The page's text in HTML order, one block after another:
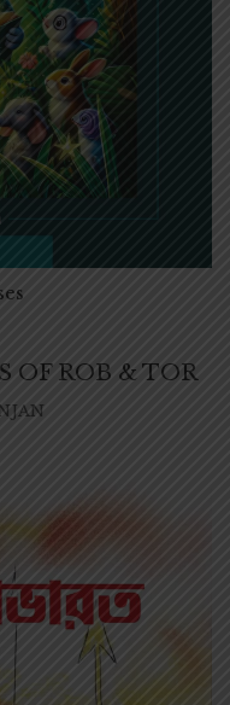
OF ROB & TOR